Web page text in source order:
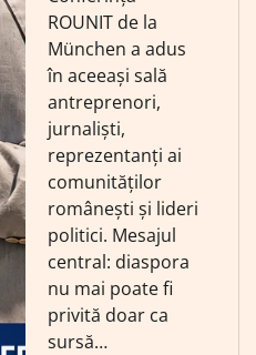
ROUNIT de la
München a adus
în aceeași sală
antreprenori,
jurnaliști,
reprezentanți ai
comunităților
românești și lideri
politici. Mesajul
central: diaspora
nu mai poate fi
privită doar ca
sursă…